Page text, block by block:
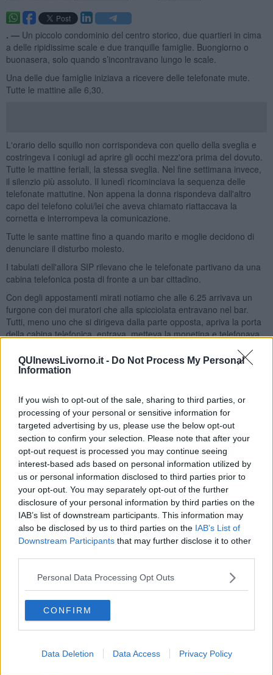
QUInewsLivorno.it - Do Not Process My Personal
Information
If you wish to opt-out of the sale, sharing to third parties, or
processing of your personal or sensitive information for
targeted advertising by us, please use the below opt-out
section to confirm your selection. Please note that after your
opt-out request is processed you may continue seeing
interest-based ads based on personal information utilized by
us or personal information disclosed to third parties prior to
your opt-out. You may separately opt-out of the further
disclosure of your personal information by third parties on the
IAB’s list of downstream participants. This information may
also be disclosed by us to third parties on the IAB’s List of
Downstream Participants that may further disclose it to other
Personal Data Processing Opt Outs
CONFIRM
Data Deletion Data Access Privacy Policy
. — Un piccolo condominio del centro storico, due quartieri in cima
a delle ripidissime scale e due tranquille famiglie. Buongiorno o
buonasera, solo quando s’incontravano lungo le scale.
Una delle due famiglie iniziava a ricevere delle telefonate mute.
Tutte le mattine alle 6,30.
L'orario dello squillo non corrispondeva con quello della sveglia e
costringeva i coniugi ad aprire gli occhi mezz'ora prima del dovuto.
Tutte le mattine feriali, la stessa sveglia. Nel fine settimana invece,
il silenzio più assoluto. Il lunedì ricominciava la sequenza delle
telefonate mattutine. Non appena la donna rispondeva dall'altro
capo del telefono colui/lei che aveva chiamato riattaccava la
cornetta e interrompeva la comunicazione.
Tutte le sante mattine fino a quando marito e moglie decidono di
denunciare il disturbo molesto.
I tabulati dell'allora SIP rilevano che le telefonate partivano da una
cabina telefonica posta di fronte a un bar cittadino.
Con degli appostamenti mirati notiamo che alle 6.25 arrivava un
furgone con dei muratori che alla spicciolata entravano nel bar.
Tutti, meno uno che si dirigeva dalla parte opposta, apriva la porta
della cabina telefonica, entrava, metteva la monetina e telefonava
numero, attendeva la risposta ma non si intratteneva in
conversazione. Questo comportamento si notava anche le mattine
Nel frattempo i contatti con la famiglia molestata rimanevano stretti
e confermano che nelle mattinate monitorate, alla stessa ora,
avevano ricevuto le chiamate disturbatrici.
Si decideva di dare una svolta, la mattina dopo, si attendeva l'arrivo
degli operai. Mentre i primi tre entravano nel bar il quarto si infilava
nella cabina telefonica. Non appena fuori dalla postazione, gli
operatori lo invitavano a esibire i documenti scoprendo che non era
altro che il vicino di casa.
Il dirimpettaio che aveva difficoltà a rispondere al saluto lungo le
scale. Il dirimpettaio schivo che tutte le mattine prima di andare al
lavoro aveva la necessità di sentire la voce della vicina di casa che
gli rispondeva un assonnato: "pronto?".
spesso nelle questioni giudiziarie non ci si chiede le motivazioni
delle condotte giudicate anomale e pertanto si limita solamente a
sanzionarle. Chi sa quale bisogno motivava l'uomo nel comporre
sempre il solito numero alla solita ora, attendere sempre la solita